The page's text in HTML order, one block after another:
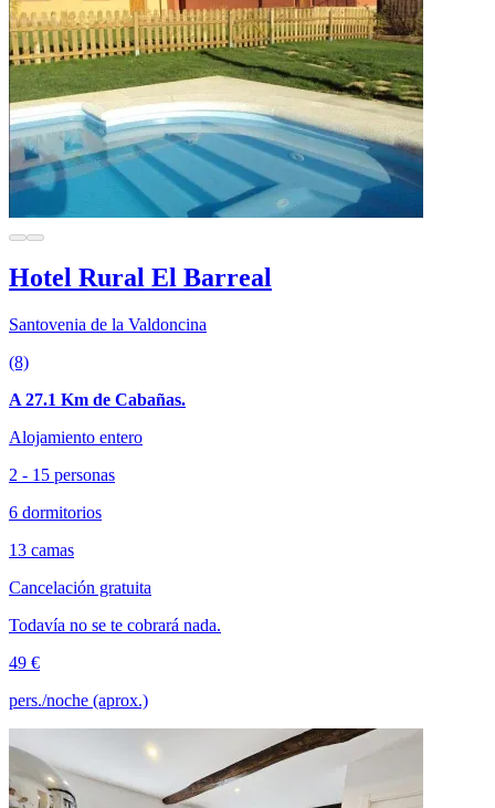
Hotel Rural El Barreal
Santovenia de la Valdoncina
(8)
A 27.1 Km de Cabañas.
Alojamiento entero
2 - 15 personas
6 dormitorios
13 camas
Cancelación gratuita
Todavía no se te cobrará nada.
49 €
pers./noche (aprox.)